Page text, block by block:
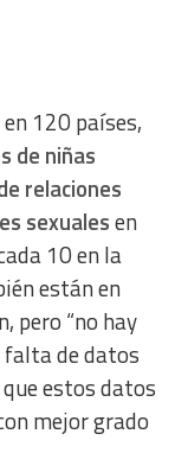
120 países,
de niñas
relaciones
sexualesen
10 en la
están en
pero “no hay
falta de datos
estos datos
mejor grado